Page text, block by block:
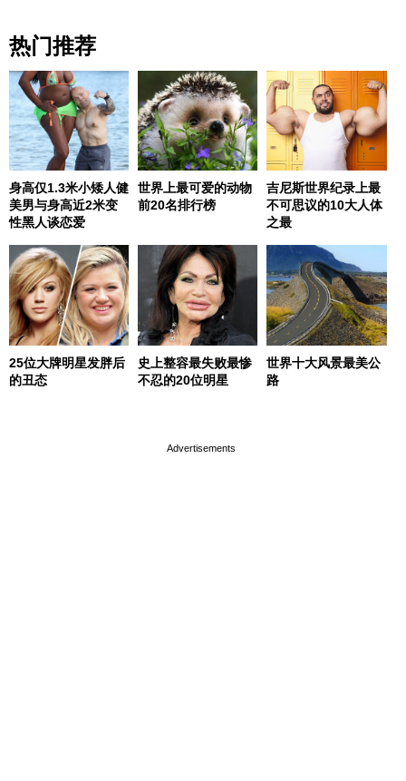
热门推荐
身高仅1.3米小矮人健
美男与身高近2米变
性黑人谈恋爱
世界上最可爱的动物
前20名排行榜
吉尼斯世界纪录上最
不可思议的10大人体
之最
25位大牌明星发胖后
的丑态
史上整容最失败最惨
不忍的20位明星
世界十大风景最美公
路